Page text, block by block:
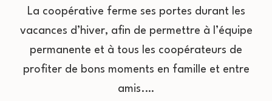
La coopérative ferme ses portes durant les
vacances d’hiver, afin de permettre à l’équipe
permanente et à tous les coopérateurs de
profiter de bons moments en famille et entre
amis.…